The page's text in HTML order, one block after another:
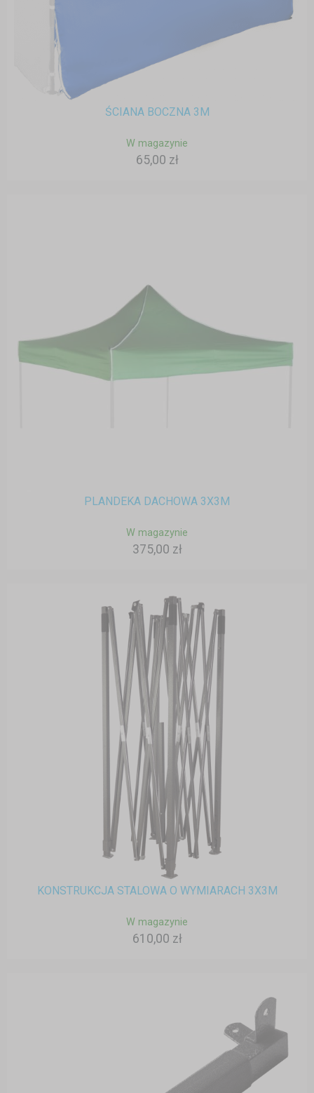
ŚCIANA BOCZNA 3M
W magazynie
65,00 zł
PLANDEKA DACHOWA 3X3M
W magazynie
375,00 zł
KONSTRUKCJA STALOWA O WYMIARACH 3X3M
W magazynie
610,00 zł